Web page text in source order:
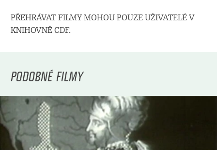
PŘEHRÁVAT FILMY MOHOU POUZE UŽIVATELÉ V
KNIHOVNĚ CDF.
PODOBNÉ FILMY